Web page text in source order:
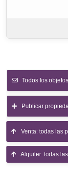
Todos los
Publicar
Venta: todas las
Alquiler: todas